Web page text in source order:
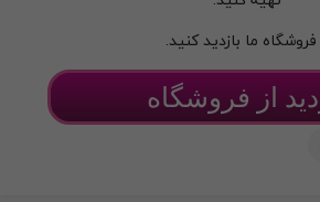
فروشگاه ما بازدید کنید.
از فروشگاه